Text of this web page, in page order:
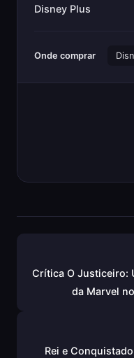
Disney Plus
Onde comprar
Crítica O Justiceiro:
da Marvel
Rei e